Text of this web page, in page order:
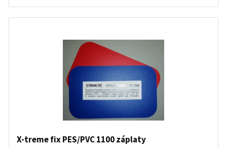
X-treme fix PES/PVC 1100 záplaty